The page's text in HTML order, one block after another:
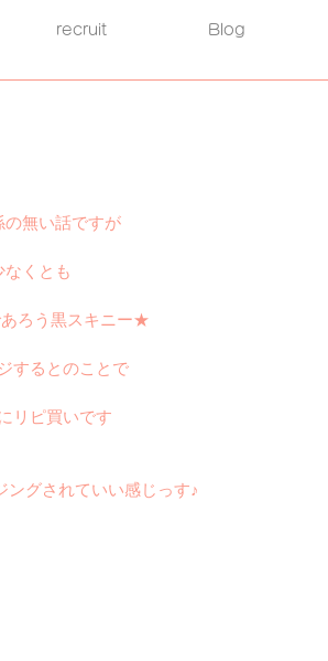
recruit Blog
の無い話ですが
なくとも
ろう黒スキニー★
するとのことで
リピ買いです
ングされていい感じっす♪